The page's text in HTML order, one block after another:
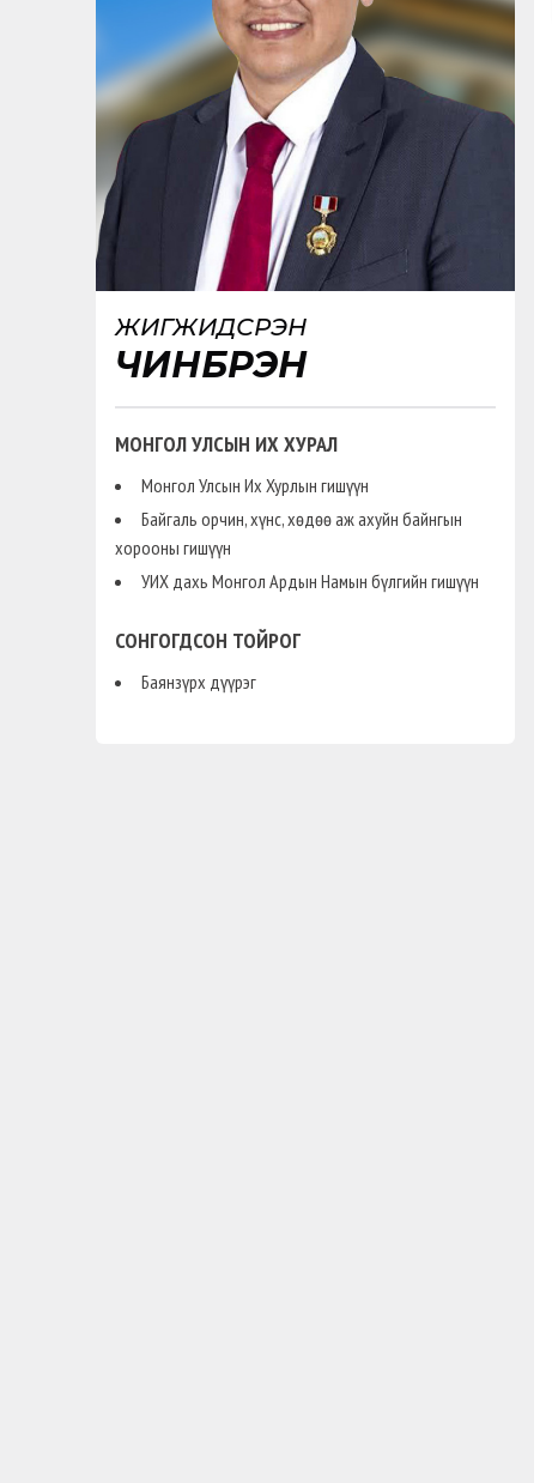
ЖИГЖИДСҮРЭН
ЧИНБҮРЭН
МОНГОЛ УЛСЫН ИХ ХУРАЛ
Монгол Улсын Их Хурлын гишүүн
Байгаль орчин, хүнс, хөдөө аж ахуйн байнгын
хорооны гишүүн
УИХ дахь Монгол Ардын Намын бүлгийн гишүүн
СОНГОГДСОН ТОЙРОГ
Баянзүрх дүүрэг